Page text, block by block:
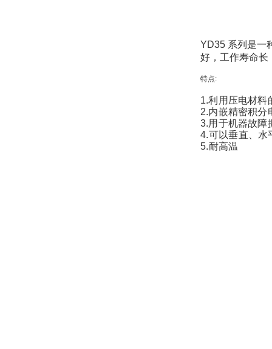
YD35 系列是一
好，工作寿命长
特点:
1.利用压电材料
2.内嵌精密积分
3.用于机器故障
4.可以垂直、水
5.耐高温